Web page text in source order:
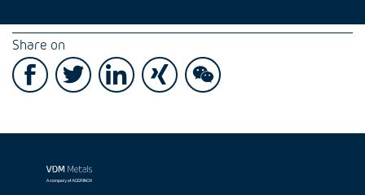
Share on